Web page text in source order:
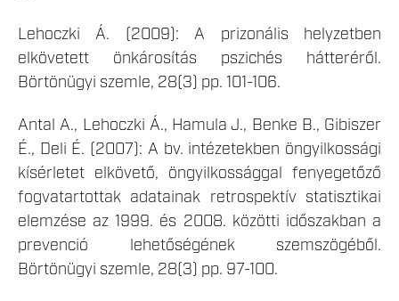
Lehoczki Á. (2009): A prizonális helyzetben
elkövetett önkárosítás pszichés hátteréről.
Börtönügyi szemle, 28(3) pp. 101-106.
Antal A., Lehoczki Á., Hamula J., Benke B., Gibiszer
É., Deli É. (2007): A bv. intézetekben öngyilkossági
kísérletet elkövető, öngyilkossággal fenyegetőző
fogvatartottak adatainak retrospektív statisztikai
elemzése az 1999. és 2008. közötti időszakban a
prevenció lehetőségének szemszögéből.
Börtönügyi szemle, 28(3) pp. 97-100.